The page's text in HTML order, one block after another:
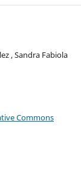
, Sandra Fabiola
Commons